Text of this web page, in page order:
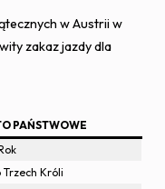
w Austrii w
zakaz jazdy dla
PAŃSTWOWE
Trzech Króli